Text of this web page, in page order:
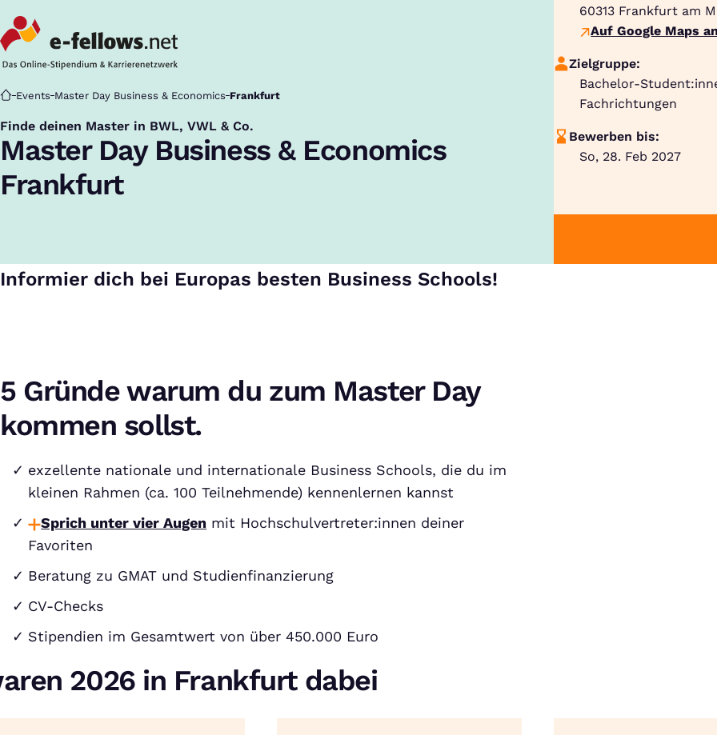
Startseite
Events Master Day Business & Economics Frankfurt
Finde deinen Master in BWL, VWL & Co.
:
Master Day Business & Economics
Frankfurt
60313 Frankfurt am
Auf Google Maps
Zielgruppe:
Bachelor-
Fachrichtungen
Bewerben bis:
So, 28. Feb 2027
Informier dich bei Europas besten Business Schools!
5 Gründe warum du zum Master Day
kommen sollst.
exzellente nationale und internationale Business Schools, die du im
kleinen Rahmen (ca. 100 Teilnehmende) kennenlernen kannst
Sprich unter vier Augen mit Hochschulvertreter:innen deiner
Favoriten
Beratung zu GMAT und Studienfinanzierung
CV-Checks
Stipendien im Gesamtwert von über 450.000 Euro
2026 in Frankfurt dabei